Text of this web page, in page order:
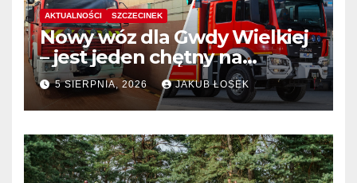
AKTUALNOŚCI SZCZECINEK
Nowy wóz dla Gwdy Wielkiej
– jest jeden chętny na
dostawę
5 SIERPNIA, 2026 JAKUB ŁOSEK